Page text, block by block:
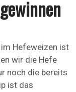
Hefeweizen ist
wir die Hefe
noch die bereits
ist das